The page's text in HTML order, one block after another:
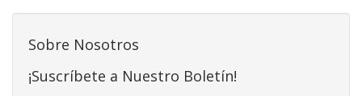
Sobre Nosotros
¡Suscríbete a Nuestro Boletín!